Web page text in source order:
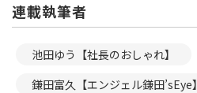
連載執筆者
池田ゆう【社長のおしゃれ】
鎌田富久【エンジェル鎌田’sEye】